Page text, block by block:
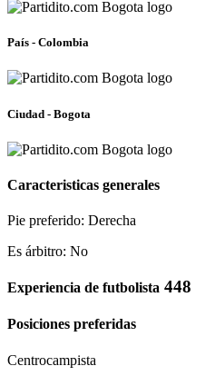
País - Colombia
Ciudad - Bogota
Caracteristicas generales
Pie preferido: Derecha
Es árbitro: No
Experiencia de futbolista 448
Posiciones preferidas
Centrocampista